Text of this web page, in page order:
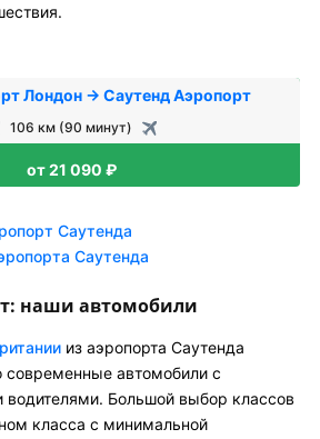
Лондон → Саутенд Аэропорт
106 км (90 минут)
от 21 090 ₽
Саутенда
Саутенда
наши автомобили
из аэропорта Саутенда
современные автомобили с
Большой выбор классов
класса с минимальной